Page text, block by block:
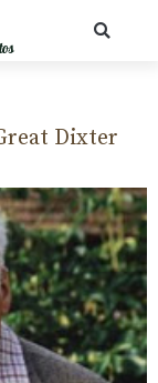
Dixter